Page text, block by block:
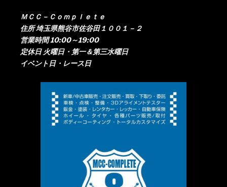
ＭＣＣ－Ｃｏｍｐｌｅｔｅ
住所 埼玉県熊谷市佐谷田１００１－２
営業時間 10:00～19:00
定休日 火曜日・第一＆第三水曜日
イベント日・レース日